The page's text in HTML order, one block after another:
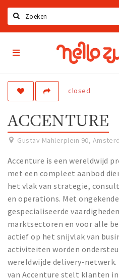
Home
Upcoming events
Offers & Deals
Bars
Hotels
Shops
Live
Work
Education
Travel
App
closed
ACCENTURE
Gustav Mahlerplein 90,
Accenture is een wereldwijd
met een compleet aanbod
het vlak van strategie,
en operations. Met
gespecialiseerde
marktsectoren en voor alle
actief op het snijvlak van
activiteiten worden
wereldwijde delivery-
van Accenture stelt klanten